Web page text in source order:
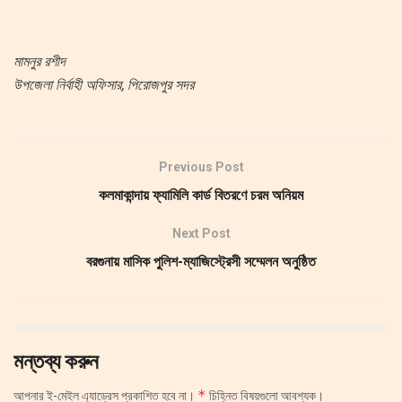
মামনুর রশীদ
উপজেলা নির্বাহী অফিসার, পিরোজপুর সদর
Previous Post
কলমাকান্দায় ফ্যামিলি কার্ড বিতরণে চরম অনিয়ম
Next Post
বরগুনায় মাসিক পুলিশ-ম্যাজিস্ট্রেসী সম্মেলন অনুষ্ঠিত
মন্তব্য করুন
আপনার ই-মেইল এ্যাড্রেস প্রকাশিত হবে না। * চিহ্নিত বিষয়গুলো আবশ্যক।